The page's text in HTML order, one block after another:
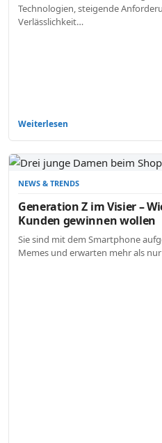
Technologien, steigende
Verlässlichkeit…
Weiterlesen
NEWS & TRENDS
Generation Z im Visier –
Kunden gewinnen wollen
Sie sind mit dem Smartphone
Memes und erwarten mehr als